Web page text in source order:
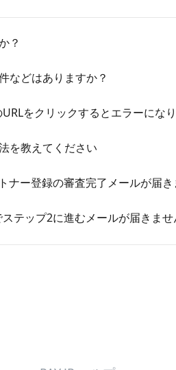
？
などはありますか？
をクリックするとエラーにな
を教えてください
ナー登録の審査完了メールが届
ステップ2に進むメールが届きませ